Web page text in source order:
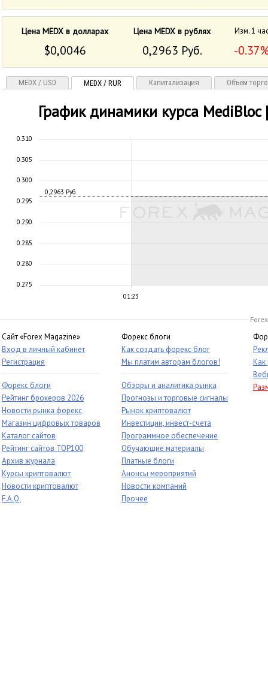
Цена MEDX в долларах Цена MEDX в рублях Изм. 1
$0,0046 0,2963 Руб. -
MEDX / USD MEDX / RUR Капитализация Объем
График динамики курса MediBloc
01:23
0,2963 Руб.
0.275
0.280
0.285
0.290
0.295
0.300
0.305
0.310
Сайт «Forex Magazine»
Вход в личный кабинет
Регистрация
Форекс блоги
Рейтинг брокеров 2026
Новости рынка форекс
Магазин цифровых товаров
Каталог сайтов
Рейтинг сайтов TOP100
Архив журнала
Курсы криптовалют
Новости криптовалют
F.A.Q.
Форекс блоги
Как создать форекс блог
Мы платим авторам блогов!
Обзоры и аналитика рынка
Прогнозы и торговые сигналы
Рынок криптовалют
Инвестиции, инвест-счета
Программное обеспечение
Обучающие материалы
Платные блоги
Анонсы мероприятий
Новости компаний
Прочее
Как